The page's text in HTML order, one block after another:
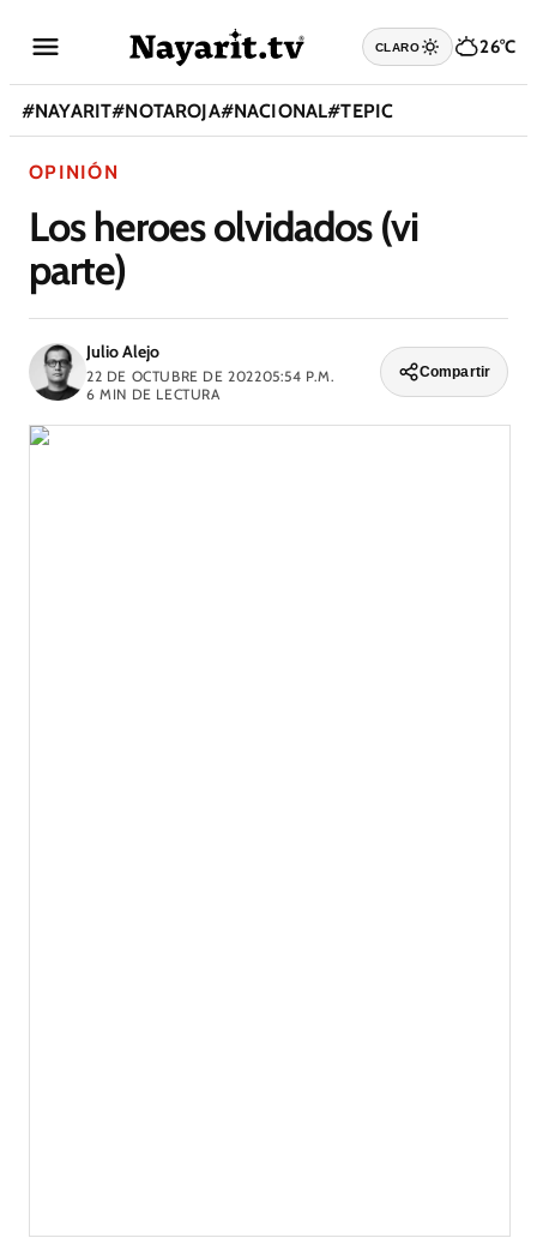
CLARO 26°C
#NAYARIT#NOTAROJA#NACIONAL#TEPIC
OPINIÓN
Los heroes olvidados (vi
parte)
Julio Alejo
22 DE OCTUBRE DE 202205:54 P.M.
6 MIN DE LECTURA
Compartir